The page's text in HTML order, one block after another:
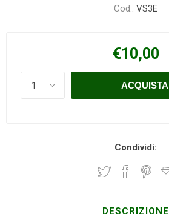
Cod.: VS3E
€10,00
Condividi:
DESCRIZIONE